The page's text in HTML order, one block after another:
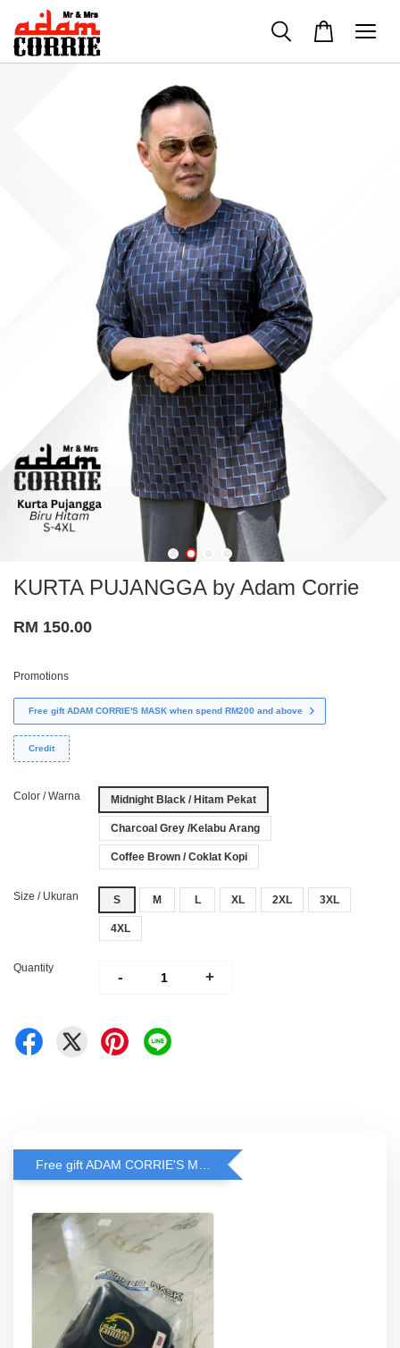
KURTA PUJANGGA by Adam Corrie
RM 150.00
Promotions
Free gift ADAM CORRIE'S MASK when spend RM200 and above
Credit
Color / Warna Midnight Black / Hitam Pekat
Charcoal Grey /Kelabu Arang
Coffee Brown / Coklat Kopi
Size / Ukuran S M L XL 2XL 3XL
4XL
Quantity
- +